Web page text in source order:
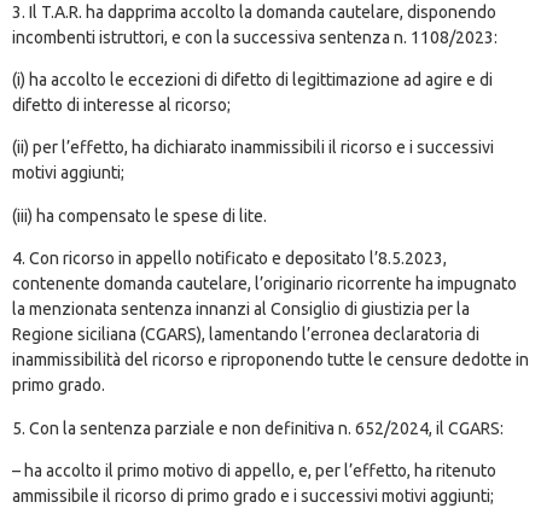
3. Il T.A.R. ha dapprima accolto la domanda cautelare, disponendo
incombenti istruttori, e con la successiva sentenza n. 1108/2023:
(i) ha accolto le eccezioni di difetto di legittimazione ad agire e di
difetto di interesse al ricorso;
(ii) per l’effetto, ha dichiarato inammissibili il ricorso e i successivi
motivi aggiunti;
(iii) ha compensato le spese di lite.
4. Con ricorso in appello notificato e depositato l’8.5.2023,
contenente domanda cautelare, l’originario ricorrente ha impugnato
la menzionata sentenza innanzi al Consiglio di giustizia per la
Regione siciliana (CGARS), lamentando l’erronea declaratoria di
inammissibilità del ricorso e riproponendo tutte le censure dedotte in
primo grado.
5. Con la sentenza parziale e non definitiva n. 652/2024, il CGARS:
– ha accolto il primo motivo di appello, e, per l’effetto, ha ritenuto
ammissibile il ricorso di primo grado e i successivi motivi aggiunti;